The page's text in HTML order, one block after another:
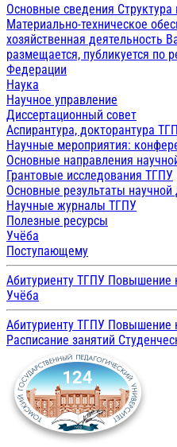
Основные сведения
Материально-техническое
хозяйственная деятельность
размещается, публикуется по
Федерации
Наука
Научное управление
Диссертационный совет
Аспирантура, докторантура
Научные мероприятия:
Основные направления
Грантовые исследования ТГПУ
Основные результаты научной
Научные журналы ТГПУ
Полезные ресурсы
Учёба
Поступающему
Абитуриенту ТГПУ Повышение
Учёба
Абитуриенту ТГПУ Повышение
Расписание занятий